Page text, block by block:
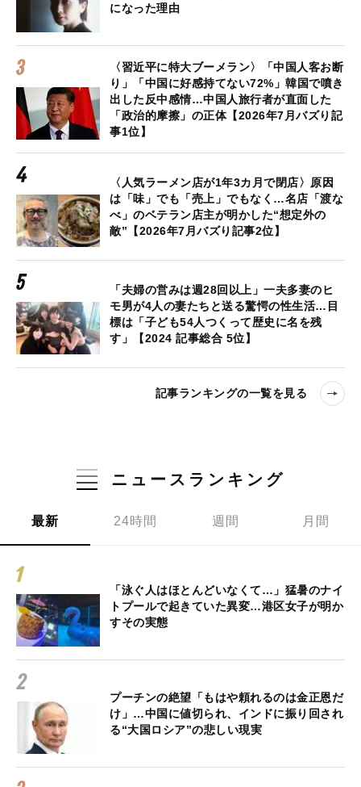
になった理由
〈習近平に特大ブーメラン〉「中国人客お断
り」「中国に好感持てない72%」韓国で噴き
出した反中感情…中国人旅行者が直面した
「政治的摩擦」の正体【2026年7月バズり記
事1位】
〈人気ラーメン店が1年3カ月で閉店〉原因
は「味」でも「売上」でもなく…名店「渡な
べ」のベテラン店主が明かした“想定外の
敵”【2026年7月バズり記事2位】
「夫婦の営みは週28回以上」一夫多妻のヒ
モ男が4人の妻たちと送る驚愕の性生活…目
標は「子ども54人つくって歴史に名を残
す」【2024 記事総合 5位】
記事ランキングの一覧を見る
ニュースランキング
最新 24時間 週間 月間
「泳ぐ人はほとんどいなくて…」猛暑のナイ
トプールで起きていた異変…港区女子が明か
すその実態
プーチンの絶望「もはや頼れるのは金正恩だ
け」…中国に値切られ、インドに振り回され
る“大国ロシア”の悲しい現実